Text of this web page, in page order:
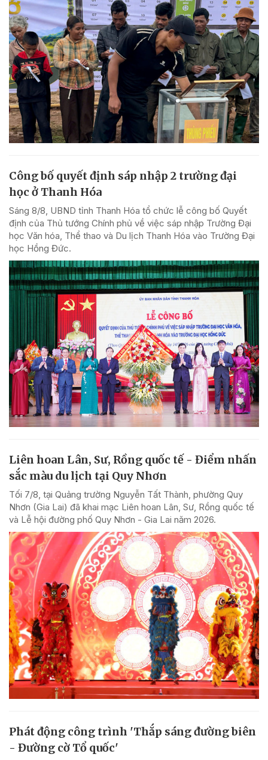
Công bố quyết định sáp nhập 2 trường đại
học ở Thanh Hóa
Sáng 8/8, UBND tỉnh Thanh Hóa tổ chức lễ công bố Quyết
định của Thủ tướng Chính phủ về việc sáp nhập Trường Đại
học Văn hóa, Thể thao và Du lịch Thanh Hóa vào Trường Đại
học Hồng Đức.
Liên hoan Lân, Sư, Rồng quốc tế - Điểm nhấn
sắc màu du lịch tại Quy Nhơn
Tối 7/8, tại Quảng trường Nguyễn Tất Thành, phường Quy
Nhơn (Gia Lai) đã khai mạc Liên hoan Lân, Sư, Rồng quốc tế
và Lễ hội đường phố Quy Nhơn - Gia Lai năm 2026.
Phát động công trình 'Thắp sáng đường biên
- Đường cờ Tổ quốc'